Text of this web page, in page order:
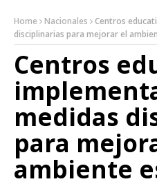
Home Nacionales
Centros
disciplinarias para mejorar el
Centros
medidas
para
ambiente